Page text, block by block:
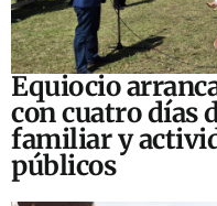
Equiocio
con cuatro días
familiar y
públicos